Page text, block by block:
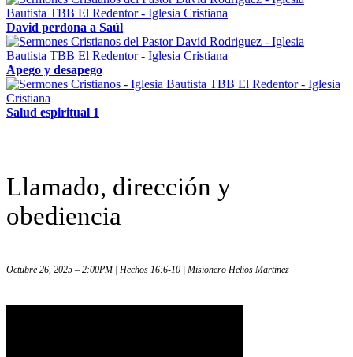
David perdona a Saúl
Apego y desapego
Salud espiritual 1
Llamado, dirección y
obediencia
Octubre 26, 2025 – 2:00PM | Hechos 16:6-10 | Misionero Helios Martinez